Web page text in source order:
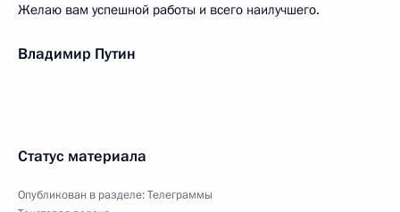
Желаю вам успешной работы и всего наилучшего.
Владимир Путин
Статус материала
Опубликован в разделе:Телеграммы